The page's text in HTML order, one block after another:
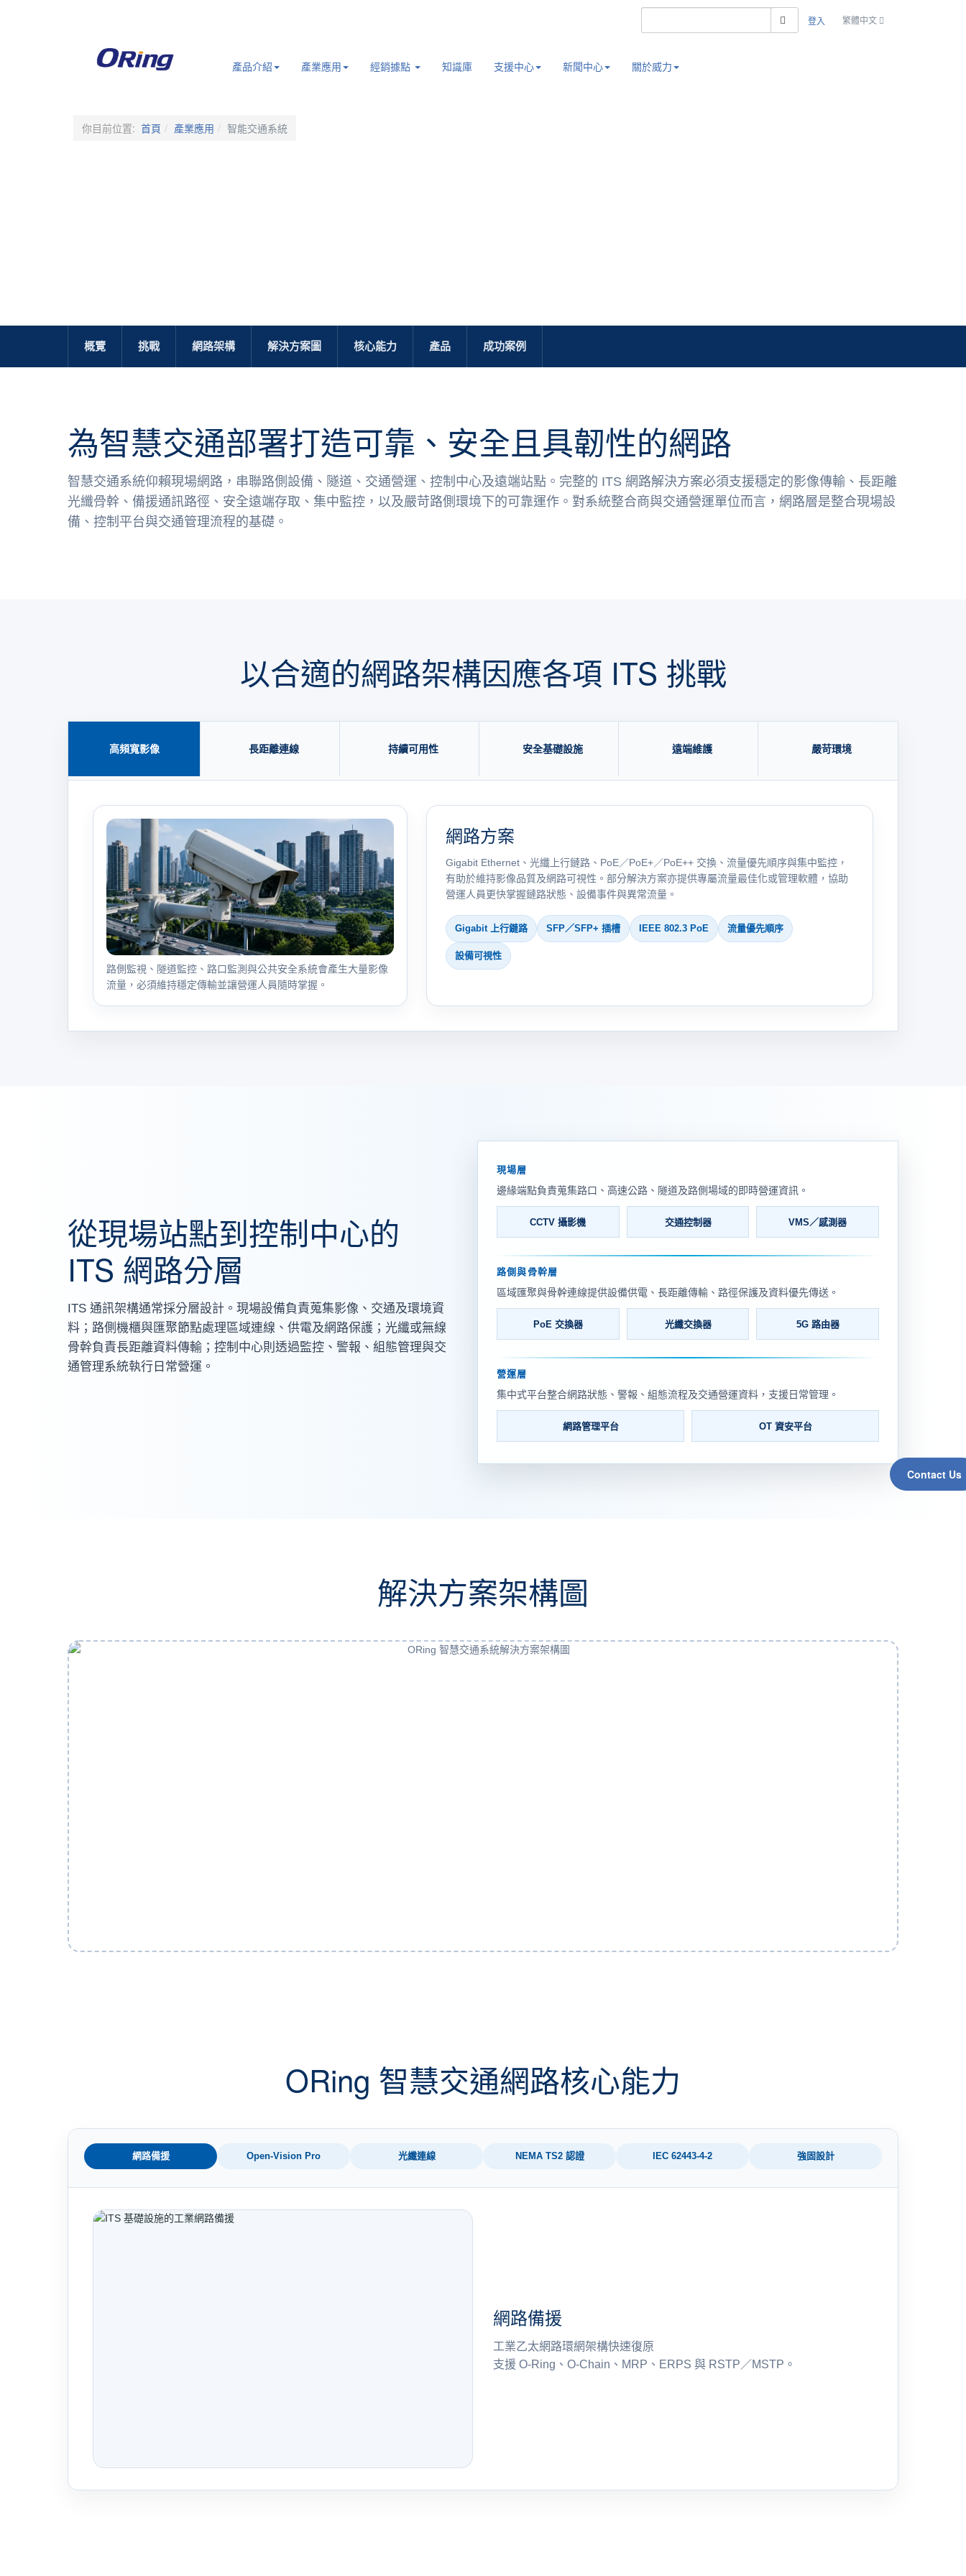
搜索
登入 繁體中文
產品介紹 產業應用 經銷據點 知識庫 支援中心 新聞中心 關於威力
Contact Us
你目前位置: 首頁 產業應用 智能交通系統
概覽 挑戰 網路架構 解決方案圖 核心能力 產品 成功案例
為智慧交通部署打造可靠、安全且具韌性的網路
智慧交通系統仰賴現場網路，串聯路側設備、隧道、交通營運、控制中心及遠端站點。完整的 ITS 網路解決方案必須支援穩定的影像傳輸、長距離
光纖骨幹、備援通訊路徑、安全遠端存取、集中監控，以及嚴苛路側環境下的可靠運作。對系統整合商與交通營運單位而言，網路層是整合現場設
備、控制平台與交通管理流程的基礎。
以合適的網路架構因應各項 ITS 挑戰
高頻寬影像 長距離連線 持續可用性 安全基礎設施 遠端維護 嚴苛環境
路側監視、隧道監控、路口監測與公共安全系統會產生大量影像
流量，必須維持穩定傳輸並讓營運人員隨時掌握。
網路方案
Gigabit Ethernet、光纖上行鏈路、PoE／PoE+／PoE++ 交換、流量優先順序與集中監控，
有助於維持影像品質及網路可視性。部分解決方案亦提供專屬流量最佳化或管理軟體，協助
營運人員更快掌握鏈路狀態、設備事件與異常流量。
Gigabit 上行鏈路 SFP／SFP+ 插槽 IEEE 802.3 PoE 流量優先順序
設備可視性
從現場站點到控制中心的
ITS 網路分層
ITS 通訊架構通常採分層設計。現場設備負責蒐集影像、交通及環境資
料；路側機櫃與匯聚節點處理區域連線、供電及網路保護；光纖或無線
骨幹負責長距離資料傳輸；控制中心則透過監控、警報、組態管理與交
通管理系統執行日常營運。
現場層
邊緣端點負責蒐集路口、高速公路、隧道及路側場域的即時營運資訊。
CCTV 攝影機 交通控制器 VMS／感測器
路側與骨幹層
區域匯聚與骨幹連線提供設備供電、長距離傳輸、路徑保護及資料優先傳送。
PoE 交換器 光纖交換器 5G 路由器
營運層
集中式平台整合網路狀態、警報、組態流程及交通營運資料，支援日常管理。
網路管理平台 OT 資安平台
解決方案架構圖
ORing 智慧交通網路核心能力
網路備援 Open-Vision Pro 光纖連線 NEMA TS2 認證 IEC 62443-4-2 強固設計
網路備援
工業乙太網路環網架構快速復原
支援 O-Ring、O-Chain、MRP、ERPS 與 RSTP／MSTP。